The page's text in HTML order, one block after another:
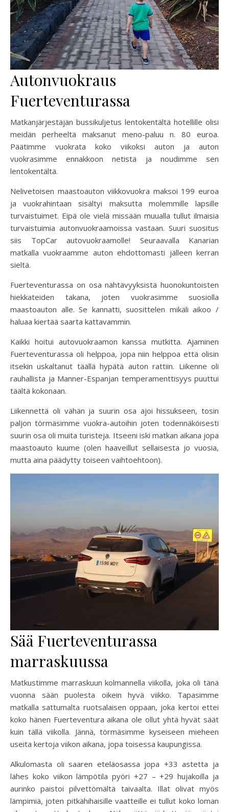
Autonvuokraus
Fuerteventurassa
Matkanjärjestäjän bussikuljetus lentokentältä hotellille olisi
meidän perheeltä maksanut meno-paluu n. 80 euroa.
Päätimme vuokrata koko viikoksi auton ja auton
vuokrasimme ennakkoon netistä ja noudimme sen
lentokentältä.
Nelivetoisen maastoauton viikkovuokra maksoi 199 euroa
ja vuokrahintaan sisältyi maksutta molemmille lapsille
turvaistuimet. Eipä ole vielä missään muualla tullut ilmaisia
turvaistuimia autonvuokraamoissa vastaan. Suuri suositus
siis TopCar autovuokraamolle! Seuraavalla Kanarian
matkalla vuokraamme auton ehdottomasti jälleen kerran
sieltä.
Fuerteventurassa on osa nähtävyyksistä huonokuntoisten
hiekkateiden takana, joten vuokrasimme suosiolla
maastoauton alle. Se kannatti, suosittelen mikäli aikoo /
haluaa kiertää saarta kattavammin.
Kaikki hoitui autovuokraamon kanssa mutkitta. Ajaminen
Fuerteventurassa oli helppoa, jopa niin helppoa että olisin
itsekin uskaltanut täällä hypätä auton rattiin. Liikenne oli
rauhallista ja Manner-Espanjan temperamenttisyys puuttui
täältä kokonaan.
Liikennettä oli vähän ja suurin osa ajoi hissukseen, tosin
paljon törmäsimme vuokra-autoihin joten todennäköisesti
suurin osa oli muita turisteja. Itseeni iski matkan aikana jopa
maastoauto kuume (olen haaveillut sellaisesta jo vuosia,
mutta aina päädytty toiseen vaihtoehtoon).
Sää Fuerteventurassa
marraskuussa
Matkustimme marraskuun kolmannella viikolla, joka oli tänä
vuonna sään puolesta oikein hyvä viikko. Tapasimme
matkalla sattumalta ruotsalaisen oppaan, joka kertoi ettei
koko hänen Fuerteventura aikana ole ollut yhtä hyvät säät
kuin tällä viikolla. Jännä, törmäsimme kyseiseen mieheen
useita kertoja viikon aikana, jopa toisessa kaupungissa.
Alkulomasta oli saaren eteläosassa jopa +33 astetta ja
lähes koko viikon lämpötila pyöri +27 – +29 hujakoilla ja
aurinko paistoi pilvettömältä taivaalta. Illat olivat myös
lämpimiä, joten pitkähihaisille vaatteille ei tullut koko loman